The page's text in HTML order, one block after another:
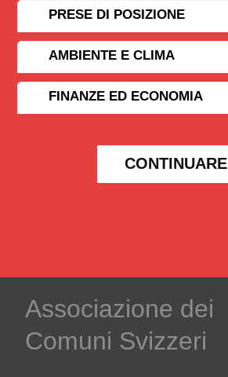
PRESE DI POSIZIONE
AMBIENTE E CLIMA
FINANZE ED ECONOMIA
CONTINUARE
Associazione dei
Comuni Svizzeri